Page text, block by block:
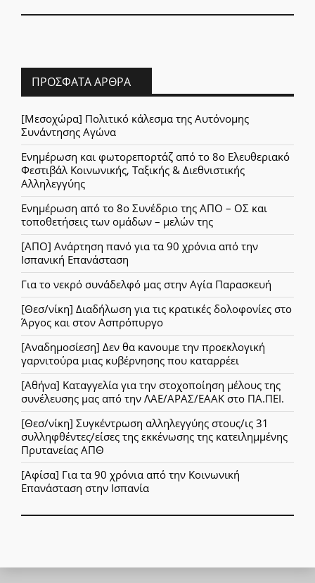
ΠΡΌΣΦΑΤΑ ΆΡΘΡΑ
[Μεσοχώρα] Πολιτικό κάλεσμα της Αυτόνομης
Συνάντησης Αγώνα
Ενημέρωση και φωτορεπορτάζ από το 8ο Ελευθεριακό
Φεστιβάλ Κοινωνικής, Ταξικής & Διεθνιστικής
Αλληλεγγύης
Ενημέρωση από το 8ο Συνέδριο της ΑΠΟ – ΟΣ και
τοποθετήσεις των ομάδων – μελών της
[ΑΠΟ] Ανάρτηση πανό για τα 90 χρόνια από την
Ισπανική Επανάσταση
Για το νεκρό συνάδελφό μας στην Αγία Παρασκευή
[Θεσ/νίκη] Διαδήλωση για τις κρατικές δολοφονίες στο
Άργος και στον Ασπρόπυργο
[Αναδημοσίεση] Δεν θα κανουμε την προεκλογική
γαρνιτούρα μιας κυβέρνησης που καταρρέει
[Αθήνα] Καταγγελία για την στοχοποίηση μέλους της
συνέλευσης μας από την ΛΑΕ/ΑΡΑΣ/ΕΑΑΚ στο ΠΑ.ΠΕΙ.
[Θεσ/νίκη] Συγκέντρωση αλληλεγγύης στους/ις 31
συλληφθέντες/είσες της εκκένωσης της κατειλημμένης
Πρυτανείας ΑΠΘ
[Αφίσα] Για τα 90 χρόνια από την Κοινωνική
Επανάσταση στην Ισπανία